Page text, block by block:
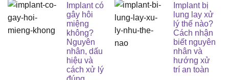
Implant có
gây hôi
miệng
không?
Nguyên
nhân, dấu
hiệu và
cách xử lý
Implant bị
lung lay xử
lý thế nào?
Cách nhận
biết nguyên
nhân và
hướng xử
trí an toàn